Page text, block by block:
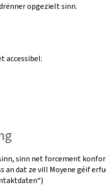
opgezielt sinn.
accessibel:
sinn net forcement
dat ze vill Moyene géif